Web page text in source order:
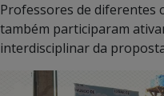
Professores de diferentes
também participaram
interdisciplinar da